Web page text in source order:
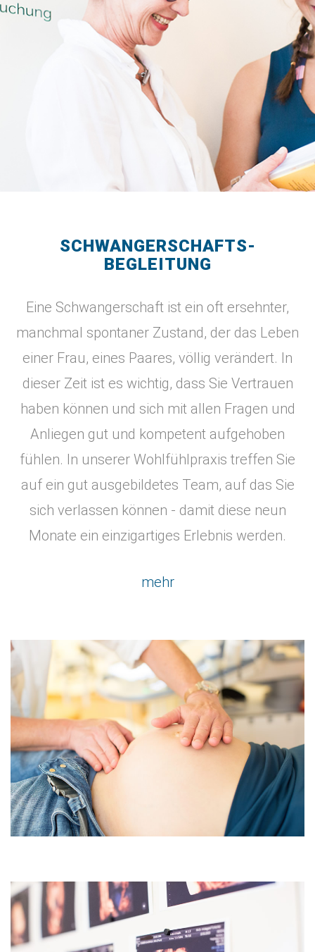
SCHWANGERSCHAFTS­
BEGLEITUNG
Eine Schwangerschaft ist ein oft ersehnter,
manchmal spontaner Zustand, der das Leben
einer Frau, eines Paares, völlig verändert. In
dieser Zeit ist es wichtig, dass Sie Vertrauen
haben können und sich mit allen Fragen und
Anliegen gut und kompetent aufgehoben
fühlen. In unserer Wohlfühlpraxis treffen Sie
auf ein gut ausgebildetes Team, auf das Sie
sich verlassen können - damit diese neun
Monate ein einzigartiges Erlebnis werden.
mehr